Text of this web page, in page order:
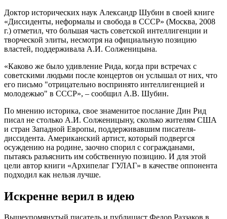
Доктор исторических наук Александр Шубин в своей книге
«Диссиденты, неформалы и свобода в СССР» (Москва, 2008
г.) отметил, что большая часть советской интеллигенции и
творческой элиты, несмотря на официальную позицию
властей, поддерживала А.И. Солженицына.
«Каково же было удивление Рида, когда при встречах с
советскими людьми после концертов он услышал от них, что
его письмо "отрицательно воспринято интеллигенцией и
молодежью" в СССР», – сообщил А.В. Шубин.
По мнению историка, свое знаменитое послание Дин Рид
писал не столько А.И. Солженицыну, сколько жителям США
и стран Западной Европы, поддерживавшим писателя-
диссидента. Американский артист, который подвергся
осуждению на родине, заочно спорил с согражданами,
пытаясь разъяснить им собственную позицию. И для этой
цели автор книги «Архипелаг ГУЛАГ» в качестве оппонента
подходил как нельзя лучше.
Искренне верил в идею